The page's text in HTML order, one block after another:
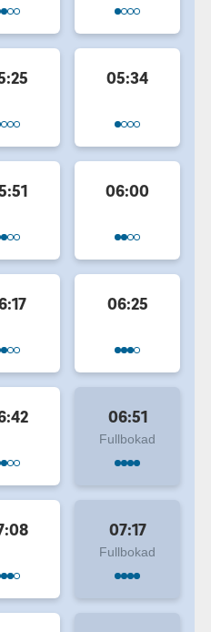
05:34
06:00
06:25
06:51
Fullbokad
07:17
Fullbokad